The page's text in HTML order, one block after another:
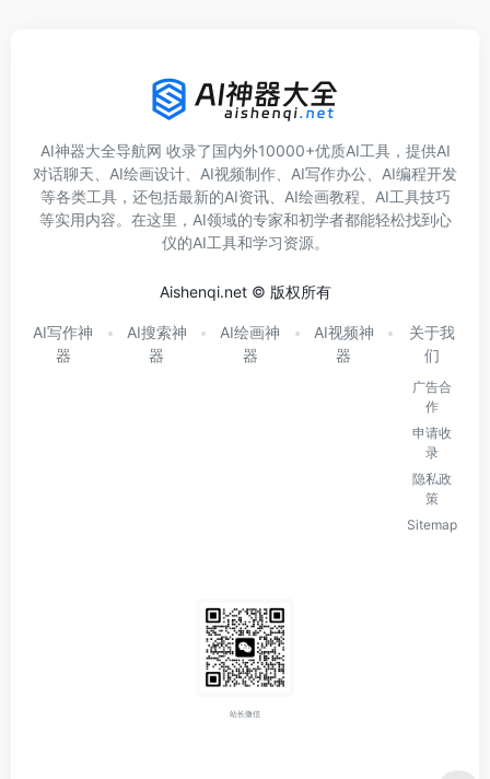
AI神器大全导航网 收录了国内外10000+优质AI工具，提供AI
对话聊天、AI绘画设计、AI视频制作、AI写作办公、AI编程开发
等各类工具，还包括最新的AI资讯、AI绘画教程、AI工具技巧
等实用内容。在这里，AI领域的专家和初学者都能轻松找到心
仪的AI工具和学习资源。
Aishenqi.net © 版权所有
AI写作神
器
AI搜索神
器
AI绘画神
器
AI视频神
器
关于我
们
广告合
作
申请收
录
隐私政
策
Sitemap
站长微信